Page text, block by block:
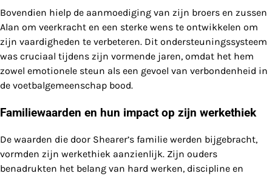
Bovendien hielp de aanmoediging van zijn broers en zussen
Alan om veerkracht en een sterke wens te ontwikkelen om
zijn vaardigheden te verbeteren. Dit ondersteuningssysteem
was cruciaal tijdens zijn vormende jaren, omdat het hem
zowel emotionele steun als een gevoel van verbondenheid in
de voetbalgemeenschap bood.
Familiewaarden en hun impact op zijn werkethiek
De waarden die door Shearer’s familie werden bijgebracht,
vormden zijn werkethiek aanzienlijk. Zijn ouders
benadrukten het belang van hard werken, discipline en